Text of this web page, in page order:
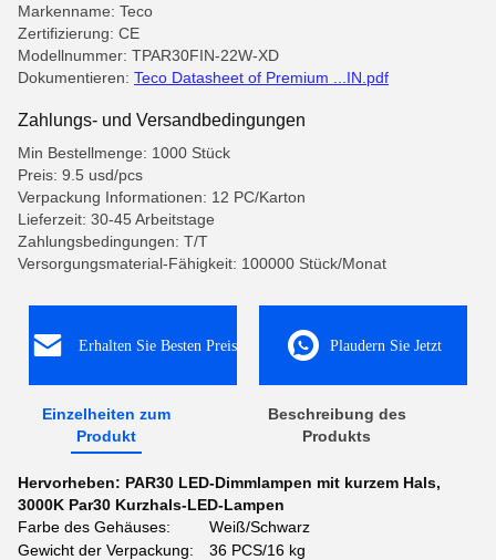
Markenname: Teco
Zertifizierung: CE
Modellnummer: TPAR30FIN-22W-XD
Dokumentieren: Teco Datasheet of Premium ...IN.pdf
Zahlungs- und Versandbedingungen
Min Bestellmenge: 1000 Stück
Preis: 9.5 usd/pcs
Verpackung Informationen: 12 PC/Karton
Lieferzeit: 30-45 Arbeitstage
Zahlungsbedingungen: T/T
Versorgungsmaterial-Fähigkeit: 100000 Stück/Monat
Erhalten Sie Besten Preis Plaudern Sie Jetzt
Einzelheiten zum
Produkt
Beschreibung des
Produkts
Hervorheben: PAR30 LED-Dimmlampen mit kurzem Hals,
3000K Par30 Kurzhals-LED-Lampen
Farbe des Gehäuses:
Weiß/Schwarz
Gewicht der Verpackung:
36 PCS/16 kg